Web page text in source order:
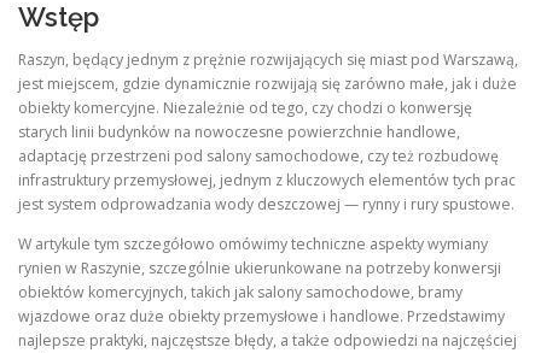
Wstęp
Raszyn, będący jednym z prężnie rozwijających się miast pod Warszawą,
jest miejscem, gdzie dynamicznie rozwijają się zarówno małe, jak i duże
obiekty komercyjne. Niezależnie od tego, czy chodzi o konwersję
starych linii budynków na nowoczesne powierzchnie handlowe,
adaptację przestrzeni pod salony samochodowe, czy też rozbudowę
infrastruktury przemysłowej, jednym z kluczowych elementów tych prac
jest system odprowadzania wody deszczowej — rynny i rury spustowe.
W artykule tym szczegółowo omówimy techniczne aspekty wymiany
rynien w Raszynie, szczególnie ukierunkowane na potrzeby konwersji
obiektów komercyjnych, takich jak salony samochodowe, bramy
wjazdowe oraz duże obiekty przemysłowe i handlowe. Przedstawimy
najlepsze praktyki, najczęstsze błędy, a także odpowiedzi na najczęściej